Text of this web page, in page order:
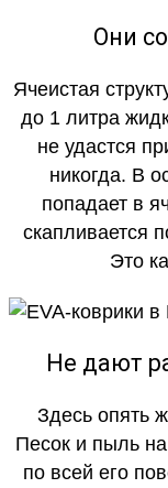
Они
Ячеистая
до 1 литра
не удастся
никогда. В
попадает в
скапливается
Это
Не дают
Здесь опять
Песок и пыль
по всей его